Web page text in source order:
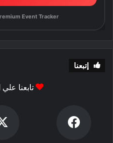
Event Tracker
إتبعنا
تابعنا